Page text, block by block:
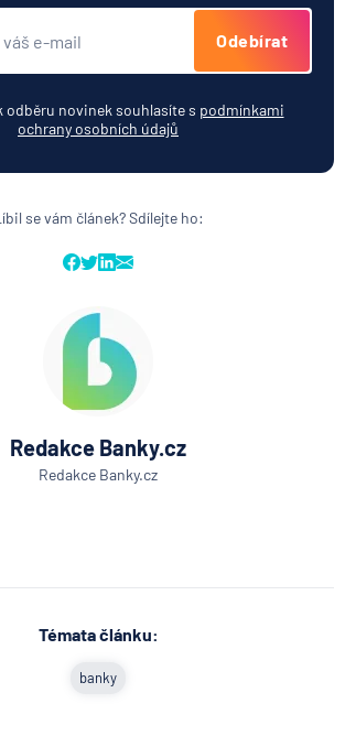
Odebírat
odběru novinek souhlasíte s podmínkami
ochrany osobních údajů
se vám článek? Sdílejte ho:
Redakce Banky.cz
Redakce Banky.cz
Témata článku:
banky